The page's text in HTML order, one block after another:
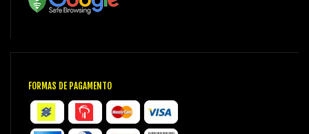
FORMAS DE PAGAMENTO